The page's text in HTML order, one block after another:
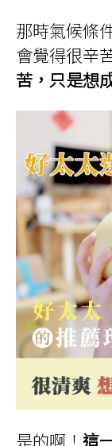
那時氣候條
會覺得很辛
苦，只是想
是的啊！ 這